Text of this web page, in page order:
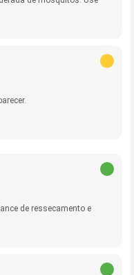
de ressecamento e